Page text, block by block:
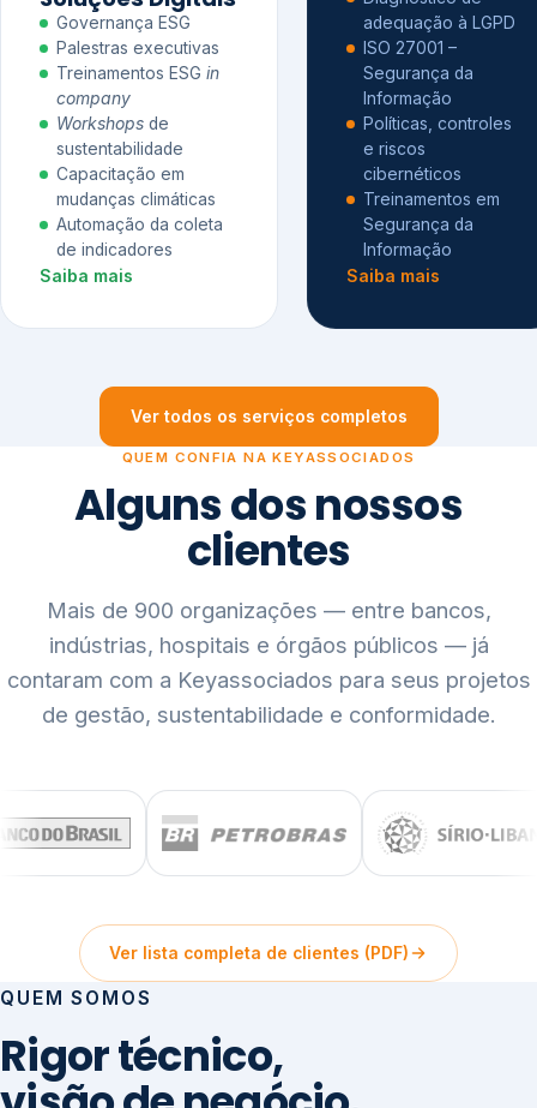
Governança ESG
Palestras executivas
Treinamentos ESG in
company
Workshops de
sustentabilidade
Capacitação em
mudanças climáticas
Automação da coleta
de indicadores
Saiba mais
adequação à LGPD
ISO 27001 –
Segurança da
Informação
Políticas, controles
e riscos
cibernéticos
Treinamentos em
Segurança da
Informação
Saiba mais
Ver todos os serviços completos
QUEM CONFIA NA KEYASSOCIADOS
Alguns dos nossos
clientes
Mais de 900 organizações — entre bancos,
indústrias, hospitais e órgãos públicos — já
contaram com a Keyassociados para seus projetos
de gestão, sustentabilidade e conformidade.
Ver lista completa de clientes (PDF)
QUEM SOMOS
Rigor técnico,